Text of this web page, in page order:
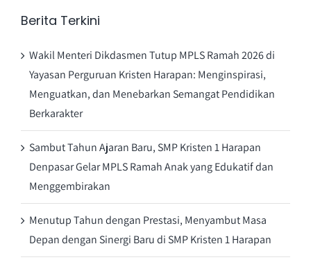
Berita Terkini
Wakil Menteri Dikdasmen Tutup MPLS Ramah 2026 di
Yayasan Perguruan Kristen Harapan: Menginspirasi,
Menguatkan, dan Menebarkan Semangat Pendidikan
Berkarakter
Sambut Tahun Ajaran Baru, SMP Kristen 1 Harapan
Denpasar Gelar MPLS Ramah Anak yang Edukatif dan
Menggembirakan
Menutup Tahun dengan Prestasi, Menyambut Masa
Depan dengan Sinergi Baru di SMP Kristen 1 Harapan